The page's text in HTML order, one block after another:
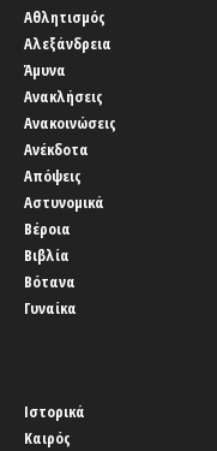
Αθλητισμός
Αλεξάνδρεια
Άμυνα
Ανακλήσεις
Ανακοινώσεις
Ανέκδοτα
Απόψεις
Αστυνομικά
Βέροια
Βιβλία
Βότανα
Γυναίκα
Ιστορικά
Καιρός